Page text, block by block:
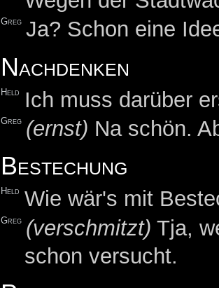
Greg Ja? Schon eine
Nachdenken
Held Ich muss darüber
Greg (ernst) Na schön.
Bestechung
Held Wie wär's mit
Greg (verschmitzt) Tja,
schon versucht.